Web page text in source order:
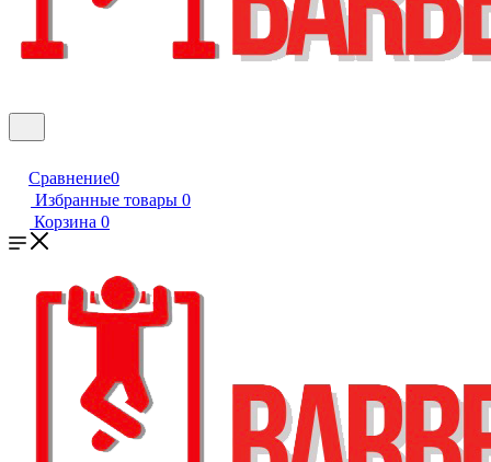
Сравнение0
Избранные товары 0
Корзина 0